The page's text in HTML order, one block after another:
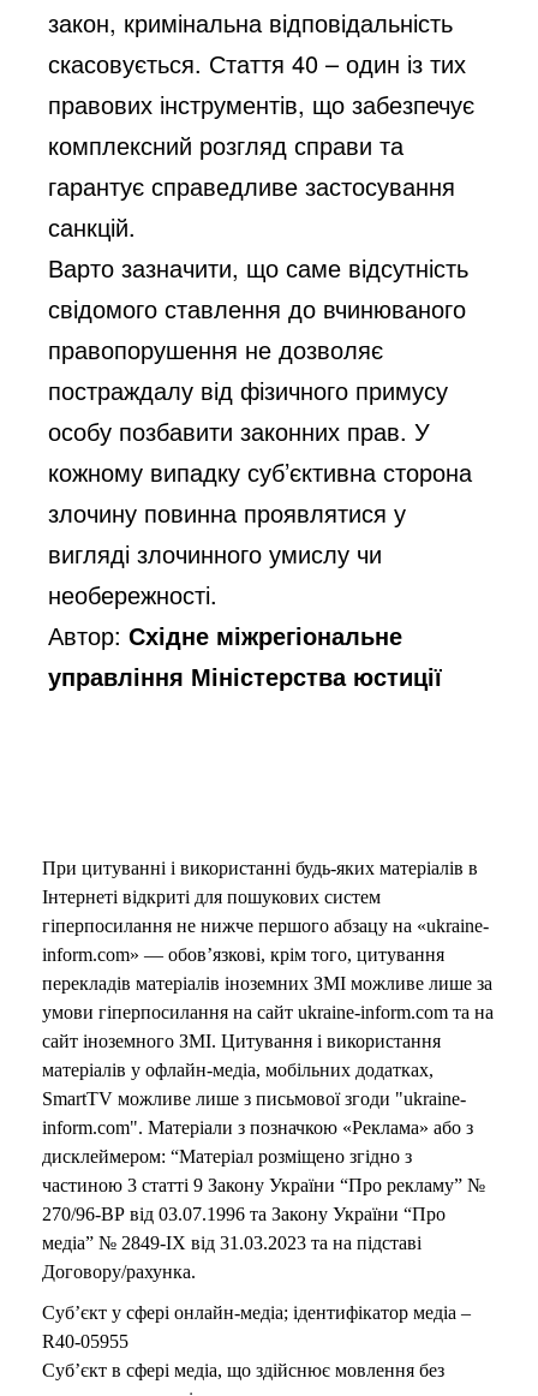
закон, кримінальна відповідальність
скасовується. Стаття 40 – один із тих
правових інструментів, що забезпечує
комплексний розгляд справи та
гарантує справедливе застосування
санкцій.
Варто зазначити, що саме відсутність
свідомого ставлення до вчинюваного
правопорушення не дозволяє
постраждалу від фізичного примусу
особу позбавити законних прав. У
кожному випадку суб’єктивна сторона
злочину повинна проявлятися у
вигляді злочинного умислу чи
необережності.
Автор:Східне міжрегіональне
управління Міністерства юстиції
При цитуванні і використанні будь-яких матеріалів в
Інтернеті відкриті для пошукових систем
гіперпосилання не нижче першого абзацу на «ukraine-
inform.com» — обов’язкові, крім того, цитування
перекладів матеріалів іноземних ЗМІ можливе лише за
умови гіперпосилання на сайт ukraine-inform.com та на
сайт іноземного ЗМІ. Цитування і використання
матеріалів у офлайн-медіа, мобільних додатках,
SmartTV можливе лише з письмової згоди "ukraine-
inform.com". Матеріали з позначкою «Реклама» або з
дисклеймером: “Матеріал розміщено згідно з
частиною 3 статті 9 Закону України “Про рекламу” №
270/96-ВР від 03.07.1996 та Закону України “Про
медіа” № 2849-IX від 31.03.2023 та на підставі
Договору/рахунка.
Суб’єкт у сфері онлайн-медіа; ідентифікатор медіа –
R40-05955
Суб’єкт в сфері медіа, що здійснює мовлення без